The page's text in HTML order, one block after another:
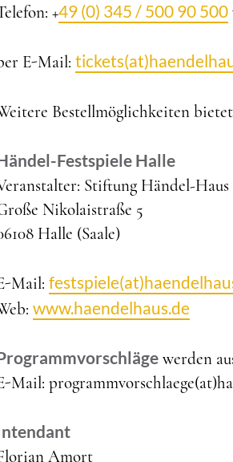
+49 (0) 345 / 500 90 500
E-Mail:
Bestellmöglichkeiten
Festspiele Halle
Stiftung Händel-Haus
Nikolaistraße 5
Halle (Saale)
Mail:
www.haendelhaus.de
werden
Mail:
Amort